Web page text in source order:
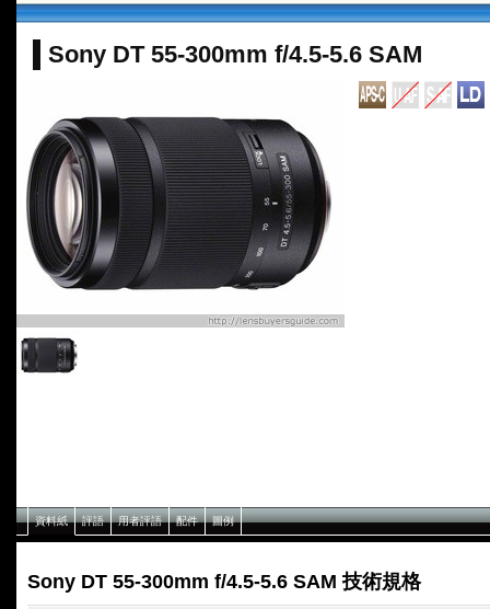
Sony DT 55-300mm f/4.5-5.6 SAM
資料紙 評語 用者評語 配件 圖例
Sony DT 55-300mm f/4.5-5.6 SAM 技術規格